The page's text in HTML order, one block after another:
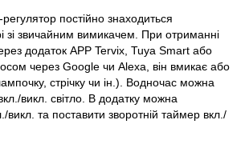
постійно знаходиться
зі звичайним вимикачем. При отриманні
додаток APP Tervix, Tuya Smart або
через Google чи Alexa, він вмикає або
стрічку чи ін.). Водночас можна
викл. світло. В додатку можна
викл. та поставити зворотній таймер вкл./